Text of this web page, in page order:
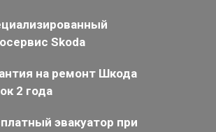
Skoda
на ремонт Шкода
2 года
эвакуатор при